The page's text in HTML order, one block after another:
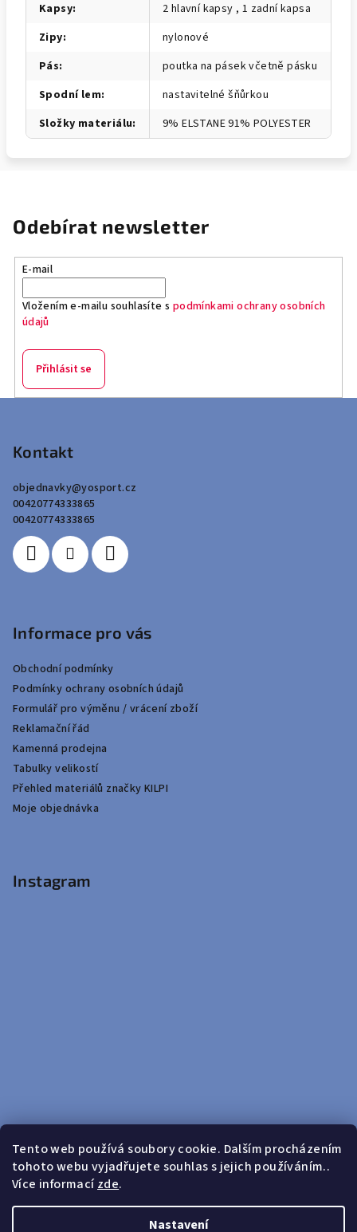
Tento web používá soubory cookie. Dalším procházením
tohoto webu vyjadřujete souhlas s jejich používáním..
Více informacízde.
Nastavení
Kapsy:
2 hlavní kapsy , 1 zadní kapsa
Zipy:
nylonové
Pás:
poutka na pásek včetně pásku
Spodní lem:
nastavitelné šňůrkou
Složky materiálu: 9% ELSTANE 91% POLYESTER
Odebírat newsletter
E-mail
Vložením e-mailu souhlasíte s podmínkami ochrany osobních
údajů
Přihlásit se
Kontakt
objednavky@yosport.cz
00420774333865
00420774333865
Informace pro vás
Obchodní podmínky
Podmínky ochrany osobních údajů
Formulář pro výměnu / vrácení zboží
Reklamační řád
Kamenná prodejna
Tabulky velikostí
Přehled materiálů značky KILPI
Moje objednávka
Instagram
Sledovat na Instagramu
Doprava zdarma od 599 Kč